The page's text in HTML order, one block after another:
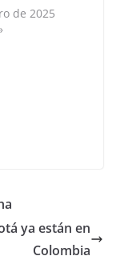
de 2025
ya están en
Colombia